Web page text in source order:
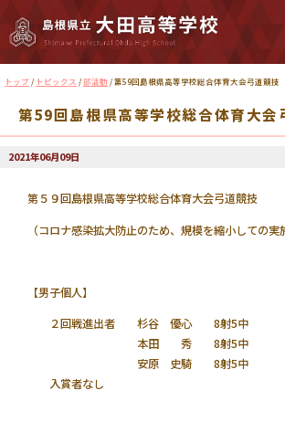
現
トップ / トピックス /部活動 /第59回島根県高等学校総合体育大会弓道競
第59回島根県高等学校総合体育大
2021年06月09日
第５９回島根県高等学校総合体育大会弓道競技
（コロナ感染拡大防止のため、規模を縮小しての実
【男子個人】
２回戦進出者 杉谷 優心 8射5中
本田 秀 8射5中
安原 史騎 8射5中
入賞者なし